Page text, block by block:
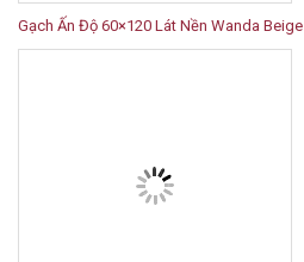
Gạch Ấn Độ 60×120 Lát Nền Wanda Beige